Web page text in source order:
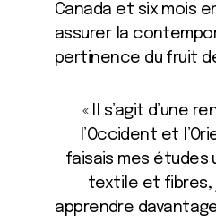
Canada et six mois
assurer la
pertinence du fruit
« Il s’agit d’une
l’Occident et
faisais mes études
textile et fibres,
apprendre